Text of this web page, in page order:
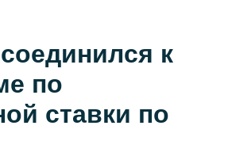
к
по
ставки по